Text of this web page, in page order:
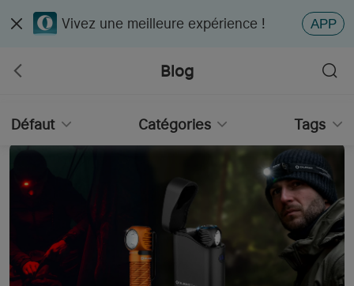
Vivez une meilleure expérience ! APP
Blog
Défaut Catégories Tags